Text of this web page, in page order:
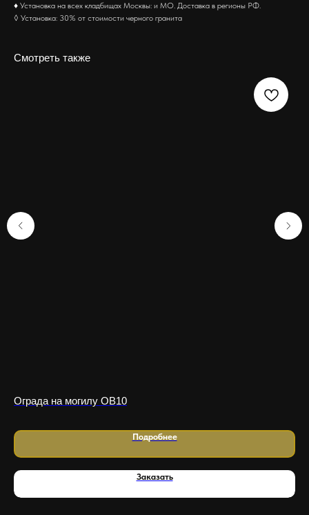
♦ Установка на всех кладбищах Москвы: и МО. Доставка в регионы РФ.
◊ Установка: 30% от стоимости черного гранита
Смотреть также
Ограда на могилу OB10
Подробнее
Заказать